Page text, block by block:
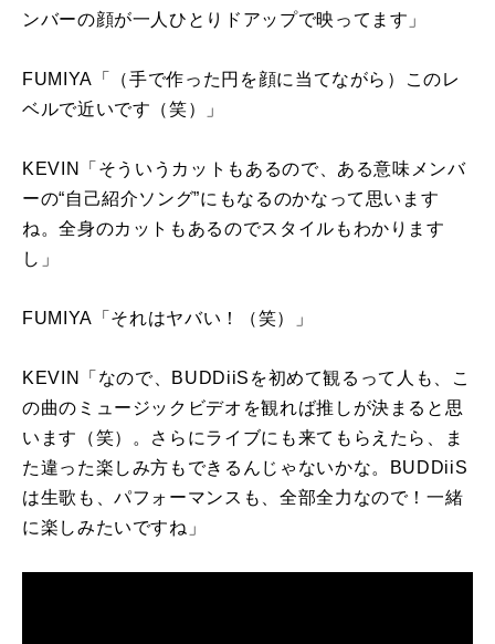
ンバーの顔が一人ひとりドアップで映ってます」
FUMIYA「（手で作った円を顔に当てながら）このレ
ベルで近いです（笑）」
KEVIN「そういうカットもあるので、ある意味メンバ
ーの“自己紹介ソング”にもなるのかなって思います
ね。全身のカットもあるのでスタイルもわかります
し」
FUMIYA「それはヤバい！（笑）」
KEVIN「なので、 BUDDiiS を初めて観るって人も、こ
の曲のミュージックビデオを観れば推しが決まると思
います（笑）。さらにライブにも来てもらえたら、ま
た違った楽しみ方もできるんじゃないかな。
BUDDiiS
は生歌も、パフォーマンスも、全部全力なので！一緒
に楽しみたいですね」